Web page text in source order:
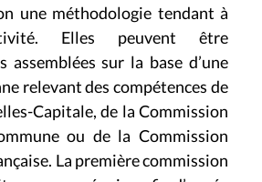
une méthodologie tendant à
Elles peuvent être
assemblées sur la base d’une
relevant des compétences de
Capitale, de la Commission
ou de la Commission
La première commission